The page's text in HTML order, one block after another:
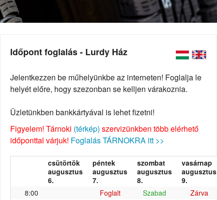
Időpont foglalás - Lurdy Ház
Jelentkezzen be műhelyünkbe az interneten! Foglalja le
helyét előre, hogy szezonban se kelljen várakoznia.
Üzletünkben bankkártyával is lehet fizetni!
Figyelem! Tárnoki (térkép) szervizünkben több elérhető
időponttal várjuk! Foglalás TÁRNOKRA itt >>
csütörtök
augusztus
6.
péntek
augusztus
7.
szombat
augusztus
8.
vasárnap
augusztus
9.
8:00
Foglalt Szabad
Zárva